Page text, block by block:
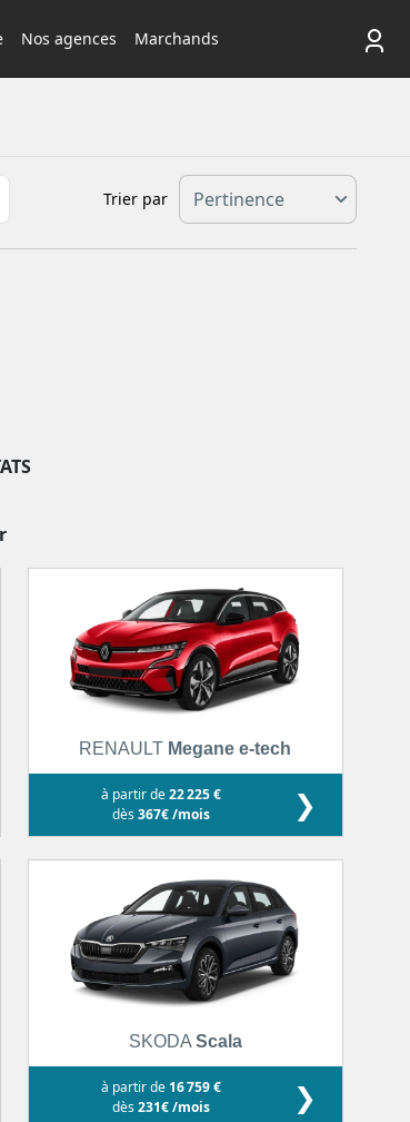
Nos agences Marchands
Trier par
RENAULT Megane e-tech
à partir de22 225 €
dès367€ /mois ❯
SKODA Scala
à partir de 16 759 €
dès231€ /mois ❯